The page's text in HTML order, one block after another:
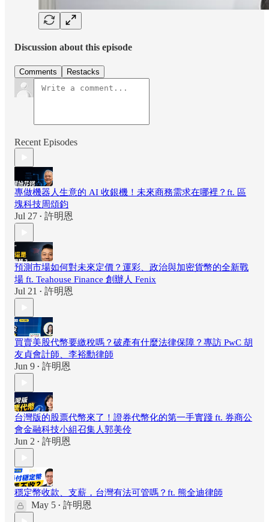
Discussion about this episode
Comments Restacks
Recent Episodes
專做機器人生意的 AI 收銀機！未來商務需求在哪裡？ft. 區
塊科技周頌鈞
Jul 27 • 許明恩
預測市場如何對未來定價？運彩、政治與加密貨幣的全新戰
場 ft. Teahouse Finance 創辦人 Fenix
Jul 21 • 許明恩
買賣美股代幣要繳稅嗎？破產有什麼法律保障？專訪 PwC 胡
友貞會計師、李裕勳律師
Jun 9 • 許明恩
台灣版的股票代幣來了！證券代幣化的第一手實踐 ft. 券商公
會金融科技小組召集人郭美伶
Jun 2 • 許明恩
穩定幣收款、支薪，台灣有法可管嗎？ft. 熊全迪律師
May 5 • 許明恩